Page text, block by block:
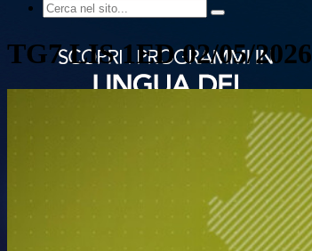
TG7 LIS 1ED 02/05/2026